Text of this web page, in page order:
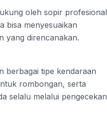
oleh sopir profesional
bisa menyesuaikan
yang direncanakan.
berbagai tipe kendaraan
rombongan, serta
selalu melalui pengecekan